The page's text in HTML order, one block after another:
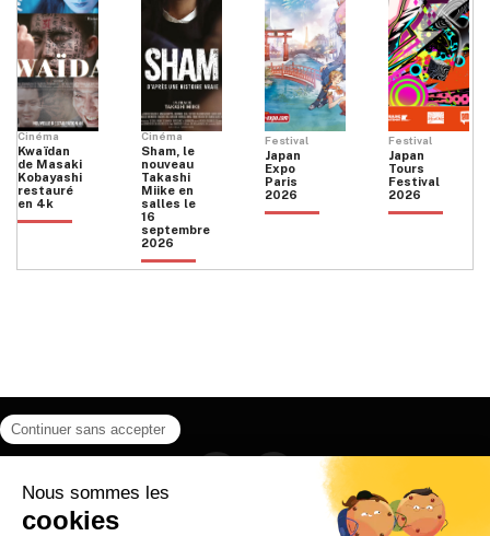
Cinéma
Kwaïdan
de Masaki
Kobayashi
restauré
en 4k
Cinéma
Sham, le
nouveau
Takashi
Miike en
salles le
16
septembre
2026
Festival
Japan
Expo
Paris
2026
Festival
Japan
Tours
Festival
2026
Instagram